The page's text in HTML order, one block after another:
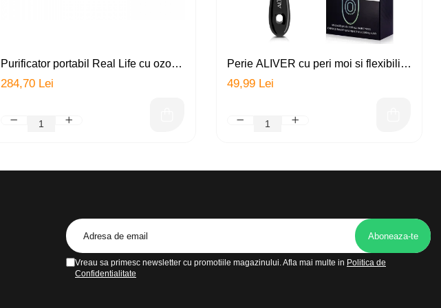
Purificator portabil Real Life cu ozon
si UV (UVC), sterilizator, dezinfectant,
antibacterian, dezodorizant, baterie,
284,70 Lei
Perie ALIVER cu peri moi si flexibili
pentru utilizare pe par umed si uscat,
ventilata pentru descurcarea parului
presiunea de la nivelul scalpului,
stimuleaza circulatia
49,99 Lei
Vreau sa primesc newsletter cu promotiile magazinului. Afla mai multe in Politica de
Confidentialitate